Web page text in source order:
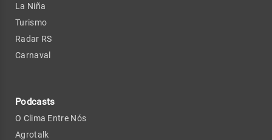
La Niña
Turismo
Radar RS
Carnaval
Podcasts
O Clima Entre Nós
Agrotalk